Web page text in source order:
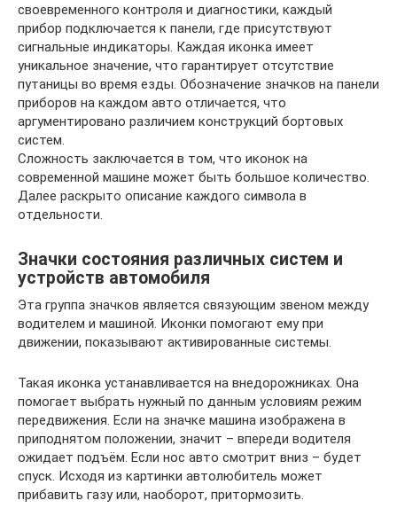
своевременного контроля и диагностики, каждый
прибор подключается к панели, где присутствуют
сигнальные индикаторы. Каждая иконка имеет
уникальное значение, что гарантирует отсутствие
путаницы во время езды. Обозначение значков на панели
приборов на каждом авто отличается, что
аргументировано различием конструкций бортовых
систем.
Сложность заключается в том, что иконок на
современной машине может быть большое количество.
Далее раскрыто описание каждого символа в
отдельности.
Значки состояния различных систем и
устройств автомобиля
Эта группа значков является связующим звеном между
водителем и машиной. Иконки помогают ему при
движении, показывают активированные системы.
Такая иконка устанавливается на внедорожниках. Она
помогает выбрать нужный по данным условиям режим
передвижения. Если на значке машина изображена в
приподнятом положении, значит – впереди водителя
ожидает подъём. Если нос авто смотрит вниз – будет
спуск. Исходя из картинки автолюбитель может
прибавить газу или, наоборот, притормозить.